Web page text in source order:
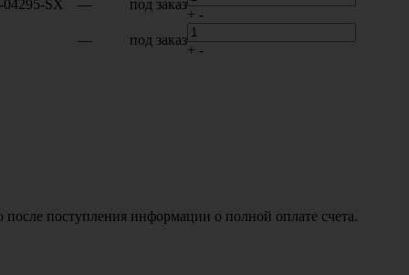
04295-SX — под заказ
+ -
— под заказ
+ -
поступления информации о полной оплате счета.